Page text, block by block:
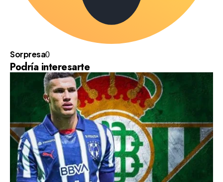
Sorpresa0
Podría interesarte